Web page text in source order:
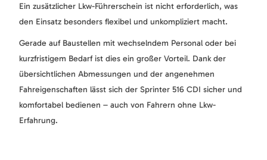
Ein zusätzlicher Lkw-Führerschein ist nicht erforderlich, was
den Einsatz besonders flexibel und unkompliziert macht.
Gerade auf Baustellen mit wechselndem Personal oder bei
kurzfristigem Bedarf ist dies ein großer Vorteil. Dank der
übersichtlichen Abmessungen und der angenehmen
Fahreigenschaften lässt sich der Sprinter 516 CDI sicher und
komfortabel bedienen – auch von Fahrern ohne Lkw-
Erfahrung.